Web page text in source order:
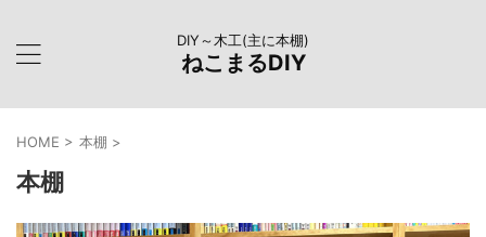
DIY～木工(主に本棚)
ねこまるDIY
HOME > 本棚 >
本棚